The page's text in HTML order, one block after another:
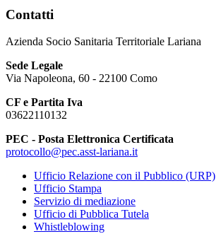
Contatti
Azienda Socio Sanitaria Territoriale Lariana
Sede Legale
Via Napoleona, 60 - 22100 Como
CF e Partita Iva
03622110132
PEC - Posta Elettronica Certificata
protocollo@pec.asst-lariana.it
Ufficio Relazione con il Pubblico (URP)
Ufficio Stampa
Servizio di mediazione
Ufficio di Pubblica Tutela
Whistleblowing